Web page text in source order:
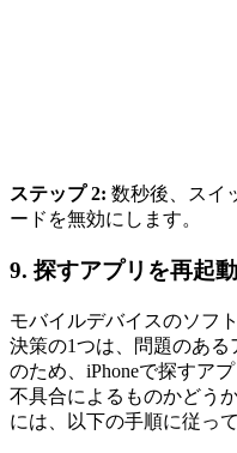
ステップ 2: 数秒後、スイ
ードを無効にします。
9. 探すアプリを再起動
モバイルデバイスのソフ
決策の1つは、問題のあ
のため、iPhoneで探すア
不具合によるものかどう
には、以下の手順に従っ